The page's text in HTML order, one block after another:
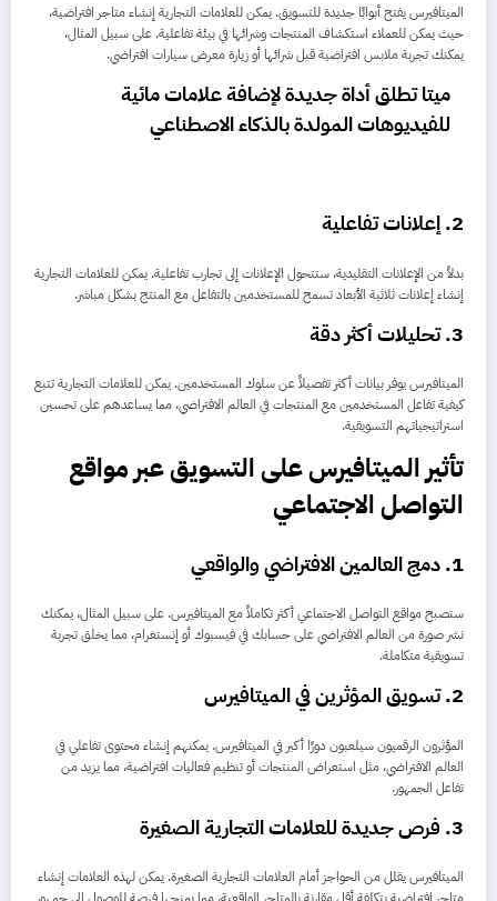
الميتافيرس يفتح أبوابًا جديدة للتسويق. يمكن للعلامات التجارية إنشاء متاجر افتراضية،
حيث يمكن للعملاء استكشاف المنتجات وشرائها في بيئة تفاعلية. على سبيل المثال،
يمكنك تجربة ملابس افتراضية قبل شرائها أو زيارة معرض سيارات افتراضي.
ميتا تطلق أداة جديدة لإضافة علامات مائية
للفيديوهات المولدة بالذكاء الاصطناعي
2. إعلانات تفاعلية
بدلاً من الإعلانات التقليدية، ستتحول الإعلانات إلى تجارب تفاعلية. يمكن للعلامات التجارية
إنشاء إعلانات ثلاثية الأبعاد تسمح للمستخدمين بالتفاعل مع المنتج بشكل مباشر.
3. تحليلات أكثر دقة
الميتافيرس يوفر بيانات أكثر تفصيلاً عن سلوك المستخدمين. يمكن للعلامات التجارية تتبع
كيفية تفاعل المستخدمين مع المنتجات في العالم الافتراضي، مما يساعدهم على تحسين
استراتيجياتهم التسويقية.
تأثير الميتافيرس على التسويق عبر مواقع
التواصل الاجتماعي
1. دمج العالمين الافتراضي والواقعي
ستصبح مواقع التواصل الاجتماعي أكثر تكاملاً مع الميتافيرس. على سبيل المثال، يمكنك
نشر صورة من العالم الافتراضي على حسابك في فيسبوك أو إنستغرام، مما يخلق تجربة
تسويقية متكاملة.
2. تسويق المؤثرين في الميتافيرس
المؤثرون الرقميون سيلعبون دورًا أكبر في الميتافيرس. يمكنهم إنشاء محتوى تفاعلي في
العالم الافتراضي، مثل استعراض المنتجات أو تنظيم فعاليات افتراضية، مما يزيد من
تفاعل الجمهور.
3. فرص جديدة للعلامات التجارية الصغيرة
الميتافيرس يقلل من الحواجز أمام العلامات التجارية الصغيرة. يمكن لهذه العلامات إنشاء